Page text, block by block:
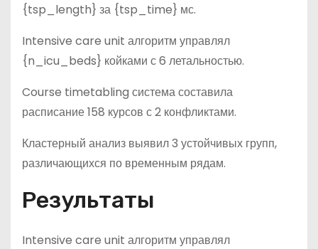
{tsp_length} за {tsp_time} мс.
Intensive care unit алгоритм управлял
{n_icu_beds} койками с 6 летальностью.
Course timetabling система составила
расписание 158 курсов с 2 конфликтами.
Кластерный анализ выявил 3 устойчивых групп,
различающихся по временным рядам.
Результаты
Intensive care unit алгоритм управлял